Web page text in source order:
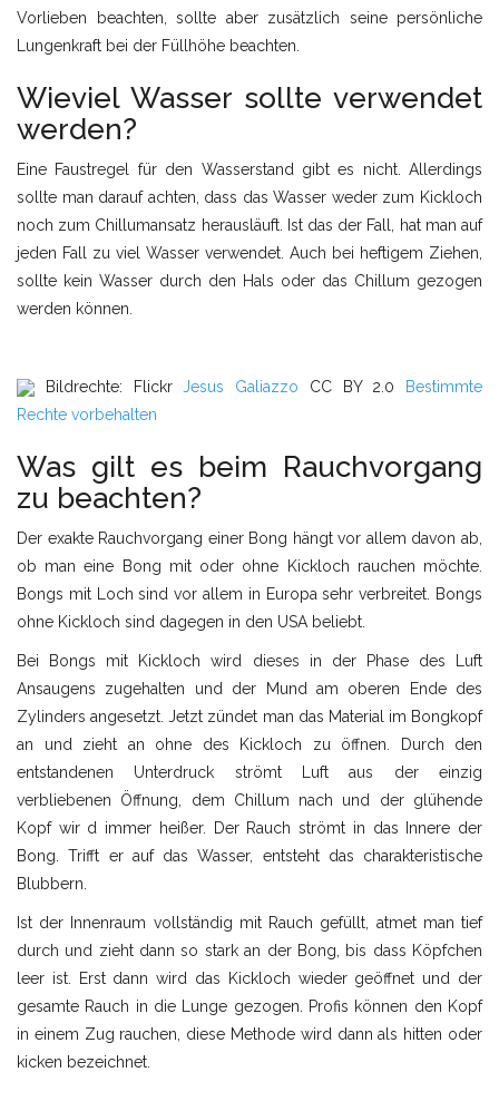
Vorlieben beachten, sollte aber zusätzlich seine persönliche
Lungenkraft bei der Füllhöhe beachten.
Wieviel Wasser sollte verwendet
werden?
Eine Faustregel für den Wasserstand gibt es nicht. Allerdings
sollte man darauf achten, dass das Wasser weder zum Kickloch
noch zum Chillumansatz herausläuft. Ist das der Fall, hat man auf
jeden Fall zu viel Wasser verwendet. Auch bei heftigem Ziehen,
sollte kein Wasser durch den Hals oder das Chillum gezogen
werden können.
Bildrechte: Flickr Jesus Galiazzo CC BY 2.0
Bestimmte
Rechte vorbehalten
Was gilt es beim Rauchvorgang
zu beachten?
Der exakte Rauchvorgang einer Bong hängt vor allem davon ab,
ob man eine Bong mit oder ohne Kickloch rauchen möchte.
Bongs mit Loch sind vor allem in Europa sehr verbreitet. Bongs
ohne Kickloch sind dagegen in den USA beliebt.
Bei Bongs mit Kickloch wird dieses in der Phase des Luft
Ansaugens zugehalten und der Mund am oberen Ende des
Zylinders angesetzt. Jetzt zündet man das Material im Bongkopf
an und zieht an ohne des Kickloch zu öffnen. Durch den
entstandenen Unterdruck strömt Luft aus der einzig
verbliebenen Öffnung, dem Chillum nach und der glühende
Kopf wir d immer heißer. Der Rauch strömt in das Innere der
Bong. Trifft er auf das Wasser, entsteht das charakteristische
Blubbern.
Ist der Innenraum vollständig mit Rauch gefüllt, atmet man tief
durch und zieht dann so stark an der Bong, bis dass Köpfchen
leer ist. Erst dann wird das Kickloch wieder geöffnet und der
gesamte Rauch in die Lunge gezogen. Profis können den Kopf
in einem Zug rauchen, diese Methode wird dann als hitten oder
kicken bezeichnet.